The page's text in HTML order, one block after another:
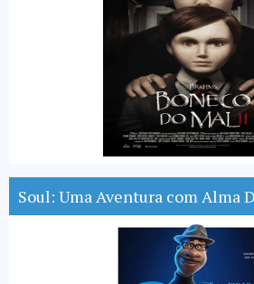
Soul: Uma Aventura com Alma